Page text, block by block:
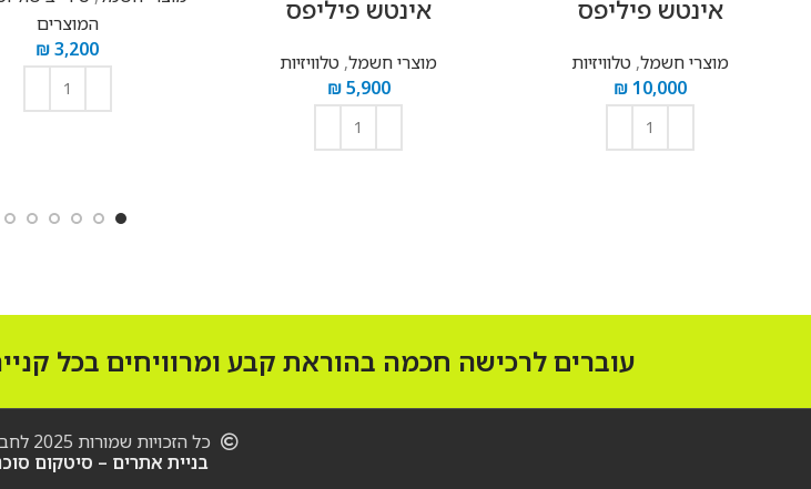
‏אינטש פיליפס
מוצרי חשמל, טלוויזיות
₪10,000
‏אינטש פיליפס
מוצרי חשמל, טלוויזיות
₪5,900
המוצרים
₪3,200
עוברים לרכישה חכמה בהוראת קבע ומרוויחים בכל
כל הזכויות שמורות 2025 לחברת קבע אונליין
בניית אתרים – סיטקום